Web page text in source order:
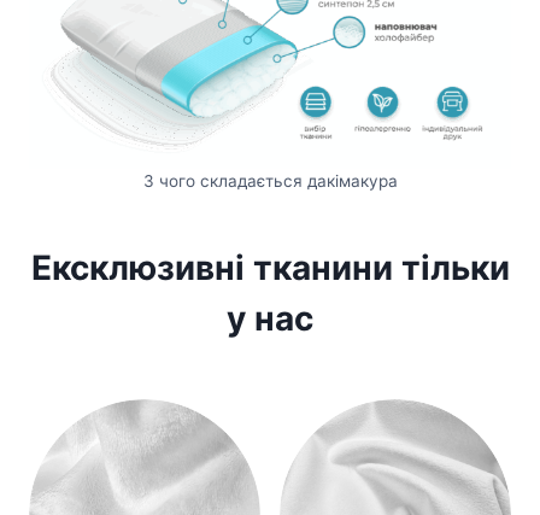
З чого складається дакімакура
Ексклюзивні тканини тільки
у нас